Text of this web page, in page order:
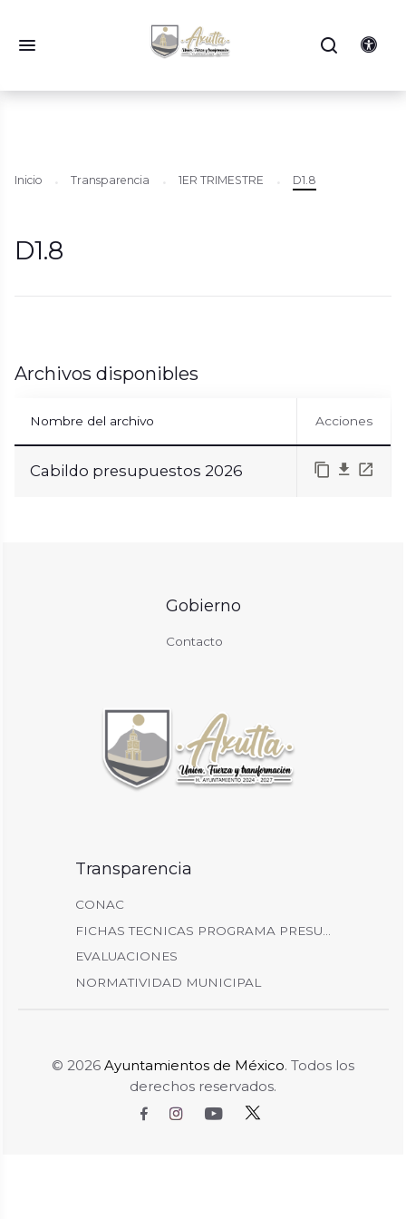
Inicio Transparencia 1ER TRIMESTRE D1.8
D1.8
Archivos disponibles
Nombre del archivo Acciones
Cabildo presupuestos 2026
Gobierno
Contacto
Transparencia
CONAC
FICHAS TECNICAS PROGRAMA PRESU...
EVALUACIONES
NORMATIVIDAD MUNICIPAL
© 2026 Ayuntamientos de México. Todos los
derechos reservados.